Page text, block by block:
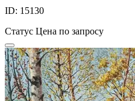
ID: 15130
Статус Цена по запросу